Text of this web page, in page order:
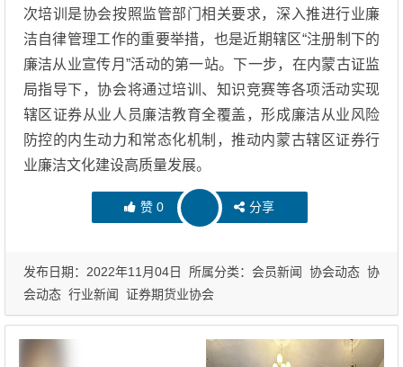
次培训是协会按照监管部门相关要求，深入推进行业廉
洁自律管理工作的重要举措，也是近期辖区“注册制下的
廉洁从业宣传月”活动的第一站。下一步，在内蒙古证监
局指导下，协会将通过培训、知识竞赛等各项活动实现
辖区证券从业人员廉洁教育全覆盖，形成廉洁从业风险
防控的内生动力和常态化机制，推动内蒙古辖区证券行
业廉洁文化建设高质量发展。
赞 0 分享
发布日期：2022年11月04日 所属分类： 会员新闻 协会动态 协
会动态 行业新闻 证券期货业协会